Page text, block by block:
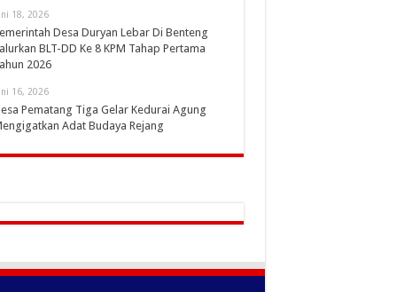
18, 2026
Desa Duryan Lebar Di Benteng
BLT-DD Ke 8 KPM Tahap Pertama
2026
16, 2026
Pematang Tiga Gelar Kedurai Agung
Adat Budaya Rejang